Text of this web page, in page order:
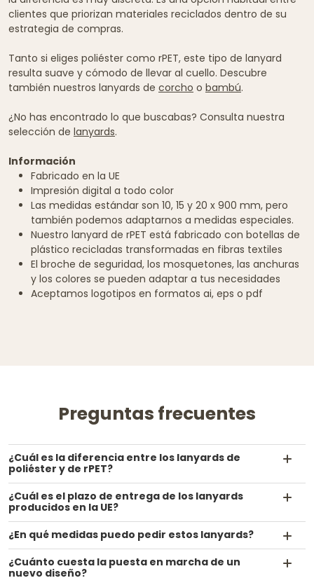
clientes que priorizan materiales reciclados dentro de su
estrategia de compras.
Tanto si eliges poliéster como rPET, este tipo de lanyard
resulta suave y cómodo de llevar al cuello. Descubre
también nuestros lanyards de corcho o bambú.
¿No has encontrado lo que buscabas? Consulta nuestra
selección de lanyards.
Información
Fabricado en la UE
Impresión digital a todo color
Las medidas estándar son 10, 15 y 20 x 900 mm, pero
también podemos adaptarnos a medidas especiales.
Nuestro lanyard de rPET está fabricado con botellas de
plástico recicladas transformadas en fibras textiles
El broche de seguridad, los mosquetones, las anchuras
y los colores se pueden adaptar a tus necesidades
Aceptamos logotipos en formatos ai, eps o pdf
Preguntas frecuentes
¿Cuál es la diferencia entre los lanyards de
poliéster y de rPET?
¿Cuál es el plazo de entrega de los lanyards
producidos en la UE?
¿En qué medidas puedo pedir estos lanyards?
¿Cuánto cuesta la puesta en marcha de un
nuevo diseño?